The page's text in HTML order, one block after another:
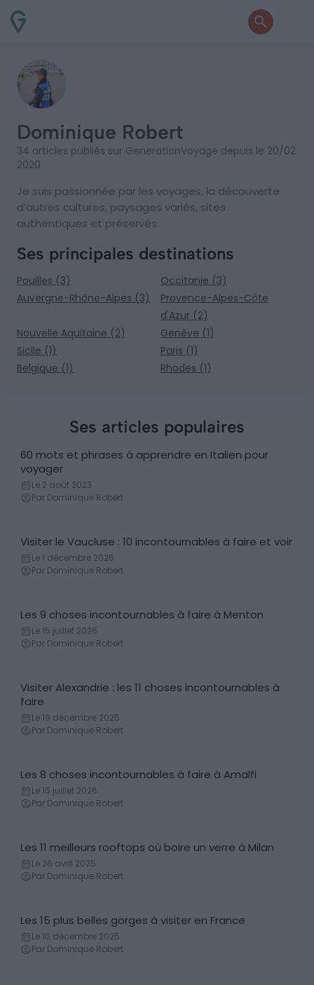
Dominique Robert
34 articles publiés sur GenerationVoyage depuis le 20/02
2020
Je suis passionnée par les voyages, la découverte
d’autres cultures, paysages variés, sites
authentiques et préservés.
Ses principales destinations
Pouilles (3)
Occitanie (3)
Auvergne-Rhône-Alpes (3)
Provence-Alpes-Côte
d'Azur (2)
Nouvelle Aquitaine (2)
Genève (1)
Sicile (1)
Paris (1)
Belgique (1)
Rhodes (1)
Ses articles populaires
Apprendre l'Italien
60 mots et phrases à apprendre en Italien pour
voyager
Le 2 août 2023
Par Dominique Robert
Incontournables
Visiter le Vaucluse : 10 incontournables à faire et voir
Le 1 décembre 2025
Par Dominique Robert
Incontournables
Les 9 choses incontournables à faire à Menton
Le 15 juillet 2026
Par Dominique Robert
Incontournables
Visiter Alexandrie : les 11 choses incontournables à
faire
Le 19 décembre 2025
Par Dominique Robert
Incontournables
Les 8 choses incontournables à faire à Amalfi
Le 15 juillet 2026
Par Dominique Robert
Bars et restaurants
Les 11 meilleurs rooftops où boire un verre à Milan
Le 26 avril 2025
Par Dominique Robert
Gorge & Canyon
Les 15 plus belles gorges à visiter en France
Le 16 décembre 2025
Par Dominique Robert